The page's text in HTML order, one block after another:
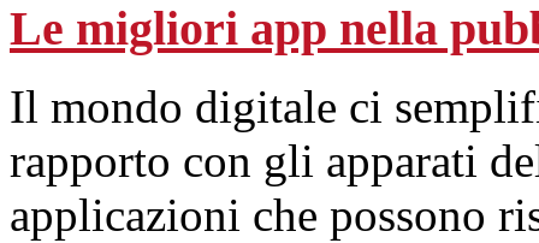
Le migliori app nella
Il mondo digitale ci
rapporto con gli apparati
applicazioni che possono